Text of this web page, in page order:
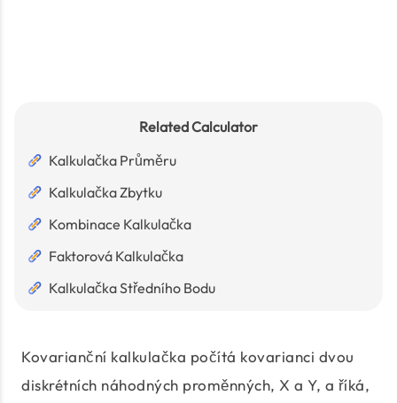
Related Calculator
Kalkulačka Průměru
Kalkulačka Zbytku
Kombinace Kalkulačka
Faktorová Kalkulačka
Kalkulačka Středního Bodu
Kovarianční kalkulačka počítá kovarianci dvou
diskrétních náhodných proměnných, X a Y, a říká,